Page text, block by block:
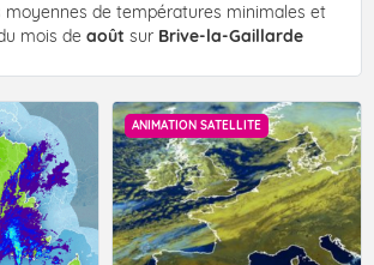
moyennes de températures minimales et
mois de août sur Brive-la-Gaillarde
ANIMATION SATELLITE